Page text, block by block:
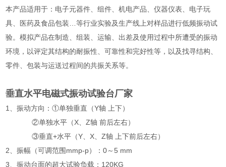
本产品适用于：电子元器件、组件、机电产品、仪器仪表、电子玩
具、医药及食品包装…等行业实验及生产线上对样品进行低频振动试
验。模拟产品在制造、组装、运输、出差及使用过程中所遭受的振动
环境，以评定其结构的耐振性、可靠性和完好性等，以及找寻结构、
零件、包装与运送过程间的共振关系等。
垂直水平电磁式振动试验台厂家
1、振动方向：①单独垂直（Y轴 上下）
②单独水平（X、Z轴 前后左右）
③垂直+水平（Y、X、Z轴 上下前后左右）
2、振幅（可调范围mmp-p）：0～5 mm
3、振动台面的超大试验负载：120KG